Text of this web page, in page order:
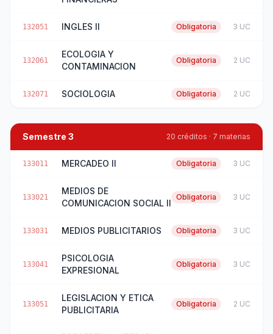
132051 INGLES II Obligatoria 3 UC
132061
ECOLOGIA Y
CONTAMINACION
Obligatoria 2 UC
132071 SOCIOLOGIA Obligatoria 2 UC
Semestre 3 20 créditos · 7 materias
133011 MERCADEO II Obligatoria 3 UC
133021
MEDIOS DE
COMUNICACION SOCIAL II
Obligatoria 3 UC
133031 MEDIOS PUBLICITARIOS Obligatoria 3 UC
133041
PSICOLOGIA
EXPRESIONAL
Obligatoria 3 UC
133051
LEGISLACION Y ETICA
PUBLICITARIA
Obligatoria 2 UC